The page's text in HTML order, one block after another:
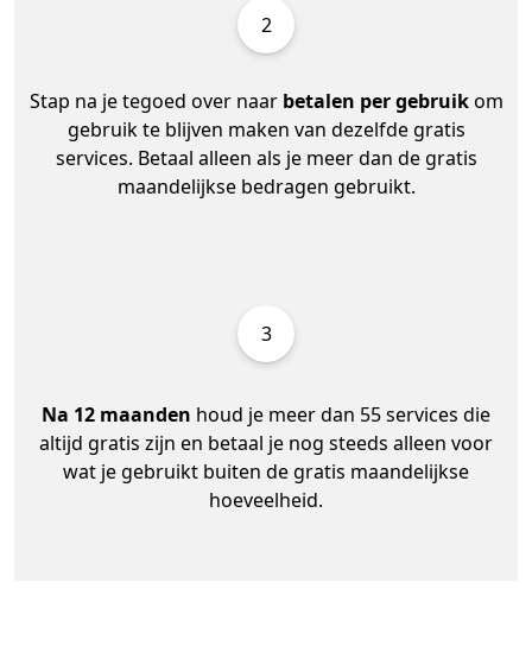
2
Stap na je tegoed over naar betalen per gebruikom
gebruik te blijven maken van dezelfde gratis
services. Betaal alleen als je meer dan de gratis
maandelijkse bedragen gebruikt.
3
Na 12 maanden houd je meer dan 55 services die
altijd gratis zijn en betaal je nog steeds alleen voor
wat je gebruikt buiten de gratis maandelijkse
hoeveelheid.